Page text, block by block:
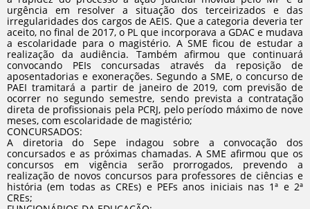
urgência em resolver a situação dos terceirizados e das
irregularidades dos cargos de AEIS. Que a categoria deveria ter
aceito, no final de 2017, o PL que incorporava a GDAC e mudava
a escolaridade para o magistério. A SME ficou de estudar a
realização da audiência. Também afirmou que continuará
convocando PEIs concursadas através da reposição de
aposentadorias e exonerações. Segundo a SME, o concurso de
PAEI tramitará a partir de janeiro de 2019, com previsão de
ocorrer no segundo semestre, sendo prevista a contratação
direta de profissionais pela PCRJ, pelo período máximo de nove
meses, com escolaridade de magistério;
CONCURSADOS:
A diretoria do Sepe indagou sobre a convocação dos
concursados e as próximas chamadas. A SME afirmou que os
concursos em vigência serão prorrogados, prevendo a
realização de novos concursos para professores de ciências e
história (em todas as CREs) e PEFs anos iniciais nas 1ª e 2ª
CREs;